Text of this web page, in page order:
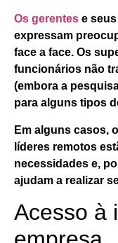
Os gerentes e
expressam
face a face. Os
funcionários não
(embora a
para alguns tipos
Em alguns casos,
líderes remotos
necessidades e,
ajudam a realizar
Acesso à